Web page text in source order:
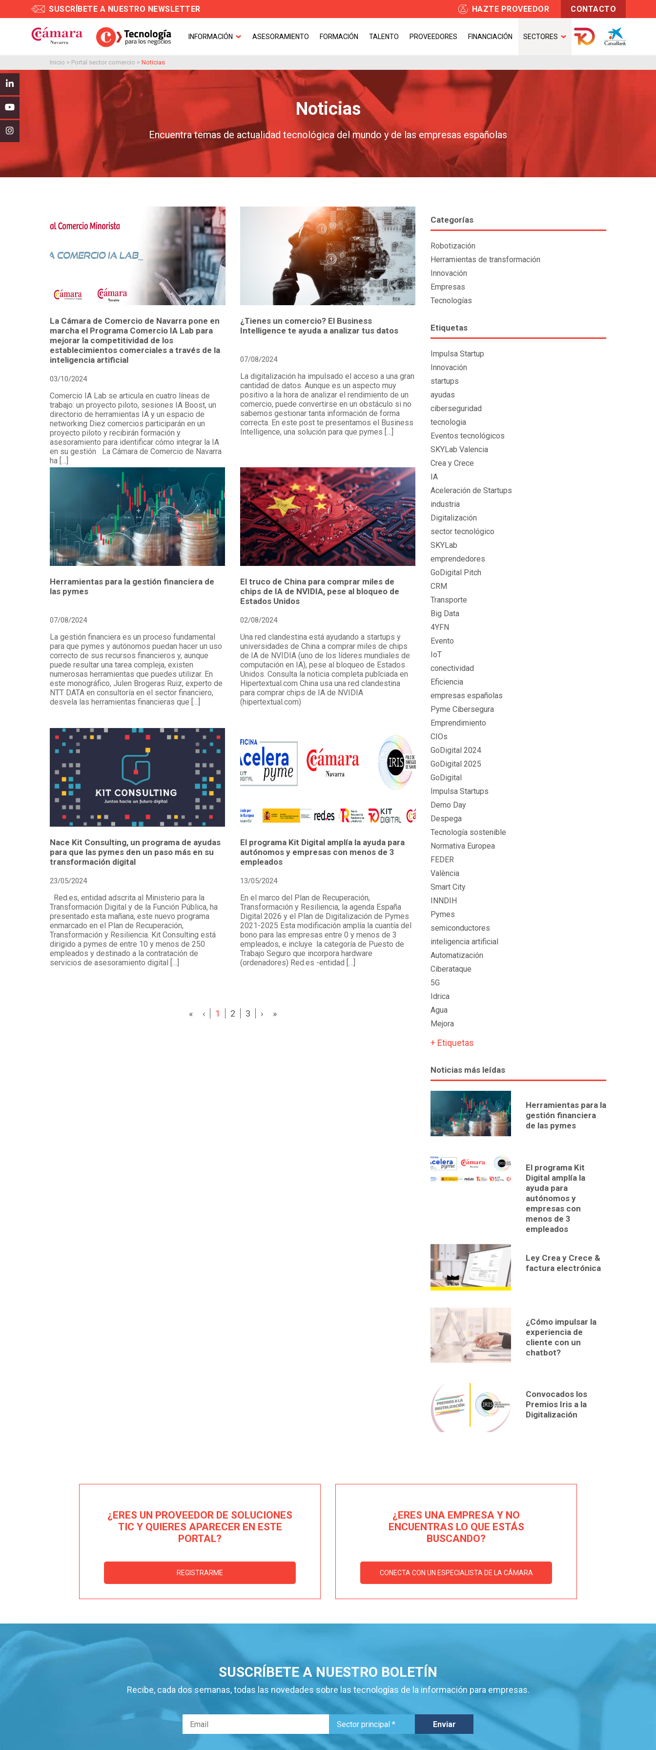
SUSCRÍBETE A NUESTRO NEWSLETTER HAZTE PROVEEDOR CONTACTO
INFORMACIÓN ASESORAMIENTO FORMACIÓN TALENTO PROVEEDORES FINANCIACIÓN SECTORES
Inicio > Portal sector comercio > Noticias
Noticias
Encuentra temas de actualidad tecnológica del mundo y de las empresas españolas
La Cámara de Comercio de Navarra pone en
marcha el Programa Comercio IA Lab para
mejorar la competitividad de los
establecimientos comerciales a través de la
inteligencia artificial
03/10/2024
Comercio IA Lab se articula en cuatro líneas de
trabajo: un proyecto piloto, sesiones IA Boost, un
directorio de herramientas IA y un espacio de
networking Diez comercios participarán en un
proyecto piloto y recibirán formación y
asesoramiento para identificar cómo integrar la IA
en su gestión La Cámara de Comercio de Navarra
ha […]
¿Tienes un comercio? El Business
Intelligence te ayuda a analizar tus datos
07/08/2024
La digitalización ha impulsado el acceso a una gran
cantidad de datos. Aunque es un aspecto muy
positivo a la hora de analizar el rendimiento de un
comercio, puede convertirse en un obstáculo si no
sabemos gestionar tanta información de forma
correcta. En este post te presentamos el Business
Intelligence, una solución para que pymes […]
Herramientas para la gestión financiera de
las pymes
07/08/2024
La gestión financiera es un proceso fundamental
para que pymes y autónomos puedan hacer un uso
correcto de sus recursos financieros y, aunque
puede resultar una tarea compleja, existen
numerosas herramientas que puedes utilizar. En
este monográfico, Julen Brogeras Ruiz, experto de
NTT DATA en consultoría en el sector financiero,
desvela las herramientas financieras que […]
El truco de China para comprar miles de
chips de IA de NVIDIA, pese al bloqueo de
Estados Unidos
02/08/2024
Una red clandestina está ayudando a startups y
universidades de China a comprar miles de chips
de IA de NVIDIA (uno de los líderes mundiales de
computación en IA), pese al bloqueo de Estados
Unidos. Consulta la noticia completa publciada en
Hipertextual.com China usa una red clandestina
para comprar chips de IA de NVIDIA
(hipertextual.com)
Nace Kit Consulting, un programa de ayudas
para que las pymes den un paso más en su
transformación digital
23/05/2024
Red.es, entidad adscrita al Ministerio para la
Transformación Digital y de la Función Pública, ha
presentado esta mañana, este nuevo programa
enmarcado en el Plan de Recuperación,
Transformación y Resiliencia. Kit Consulting está
dirigido a pymes de entre 10 y menos de 250
empleados y destinado a la contratación de
servicios de asesoramiento digital […]
El programa Kit Digital amplía la ayuda para
autónomos y empresas con menos de 3
empleados
13/05/2024
En el marco del Plan de Recuperación,
Transformación y Resiliencia, la agenda España
Digital 2026 y el Plan de Digitalización de Pymes
2021-2025 Esta modificación amplía la cuantía del
bono para las empresas entre 0 y menos de 3
empleados, e incluye la categoría de Puesto de
Trabajo Seguro que incorpora hardware
(ordenadores) Red.es -entidad […]
« ‹ 1 2 3 › »
Categorías
Robotización
Herramientas de transformación
Innovación
Empresas
Tecnologías
Etiquetas
Impulsa Startup
Innovación
startups
ayudas
ciberseguridad
tecnologia
Eventos tecnológicos
SKYLab Valencia
Crea y Crece
IA
Aceleración de Startups
industria
Digitalización
sector tecnológico
SKYLab
emprendedores
GoDigital Pitch
CRM
Transporte
Big Data
4YFN
Evento
IoT
conectividad
Eficiencia
empresas españolas
Pyme Cibersegura
Emprendimiento
CIOs
GoDigital 2024
GoDigital 2025
GoDigital
Impulsa Startups
Demo Day
Despega
Tecnología sostenible
Normativa Europea
FEDER
València
Smart City
INNDIH
Pymes
semiconductores
inteligencia artificial
Automatización
Ciberataque
5G
Idrica
Agua
Mejora
+ Etiquetas
Noticias más leídas
Herramientas para la
gestión financiera
de las pymes
El programa Kit
Digital amplía la
ayuda para
autónomos y
empresas con
menos de 3
empleados
Ley Crea y Crece &
factura electrónica
¿Cómo impulsar la
experiencia de
cliente con un
chatbot?
Convocados los
Premios Iris a la
Digitalización
¿ERES UN PROVEEDOR DE SOLUCIONES
TIC Y QUIERES APARECER EN ESTE
PORTAL?
REGISTRARME
¿ERES UNA EMPRESA Y NO
ENCUENTRAS LO QUE ESTÁS
BUSCANDO?
CONECTA CON UN ESPECIALISTA DE LA CÁMARA
SUSCRÍBETE A NUESTRO BOLETÍN
Recibe, cada dos semanas, todas las novedades sobre las tecnologías de la información para empresas.